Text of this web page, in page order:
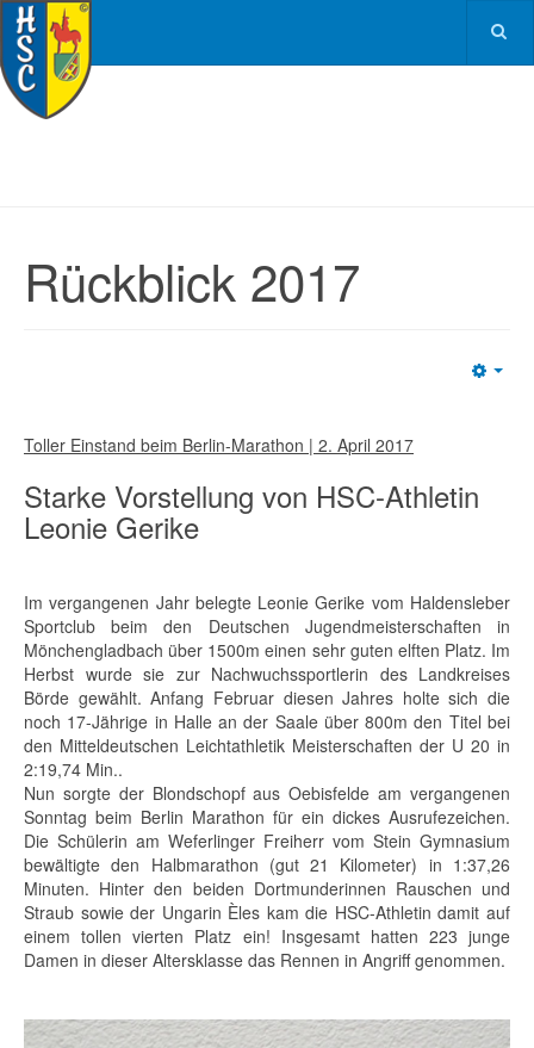
Rückblick 2017
Toller Einstand beim Berlin-Marathon | 2. April 2017
Starke Vorstellung von HSC-Athletin
Leonie Gerike
Im vergangenen Jahr belegte Leonie Gerike vom Haldensleber
Sportclub beim den Deutschen Jugendmeisterschaften in
Mönchengladbach über 1500m einen sehr guten elften Platz. Im
Herbst wurde sie zur Nachwuchssportlerin des Landkreises
Börde gewählt. Anfang Februar diesen Jahres holte sich die
noch 17-Jährige in Halle an der Saale über 800m den Titel bei
den Mitteldeutschen Leichtathletik Meisterschaften der U 20 in
2:19,74 Min..
Nun sorgte der Blondschopf aus Oebisfelde am vergangenen
Sonntag beim Berlin Marathon für ein dickes Ausrufezeichen.
Die Schülerin am Weferlinger Freiherr vom Stein Gymnasium
bewältigte den Halbmarathon (gut 21 Kilometer) in 1:37,26
Minuten. Hinter den beiden Dortmunderinnen Rauschen und
Straub sowie der Ungarin Èles kam die HSC-Athletin damit auf
einem tollen vierten Platz ein! Insgesamt hatten 223 junge
Damen in dieser Altersklasse das Rennen in Angriff genommen.